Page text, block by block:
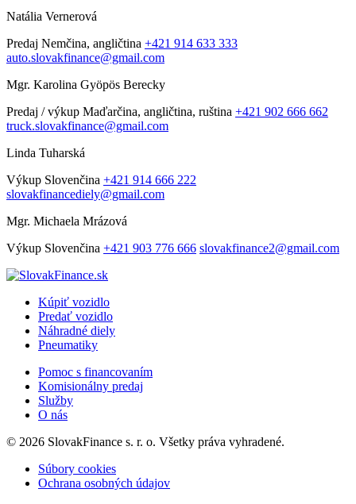
Natália Vernerová
Predaj Nemčina, angličtina +421 914 633 333
auto.slovakfinance@gmail.com
Mgr. Karolina Gyöpös Berecky
Predaj / výkup Maďarčina, angličtina, ruština +421 902 666 662
truck.slovakfinance@gmail.com
Linda Tuharská
Výkup Slovenčina +421 914 666 222
slovakfinancediely@gmail.com
Mgr. Michaela Mrázová
Výkup Slovenčina +421 903 776 666 slovakfinance2@gmail.com
Kúpiť vozidlo
Predať vozidlo
Náhradné diely
Pneumatiky
Pomoc s financovaním
Komisionálny predaj
Služby
O nás
© 2026 SlovakFinance s. r. o. Všetky práva vyhradené.
Súbory cookies
Ochrana osobných údajov